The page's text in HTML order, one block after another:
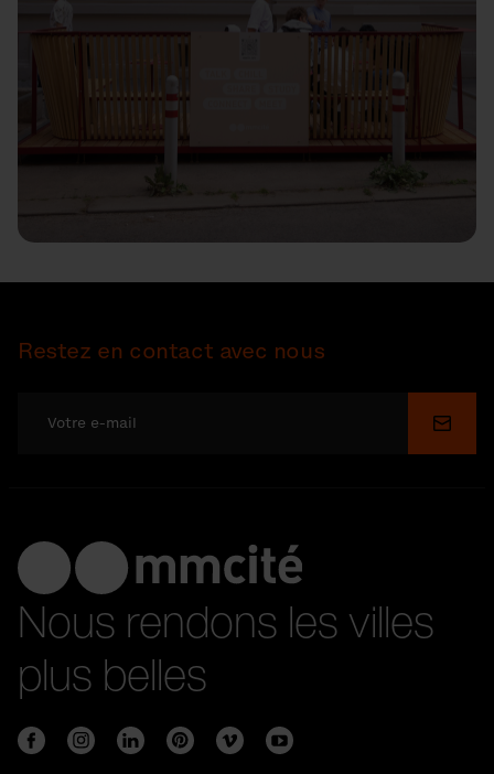
Restez en contact avec nous
Nous rendons les villes
plus belles